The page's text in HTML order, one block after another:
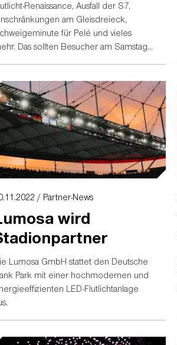
Renaissance, Ausfall der S7,
am Gleisdreieck,
für Pelé und vieles
Das sollten Besucher am Samstag
/ Partner-News
wird
Lumosa GmbH stattet den Deutsche
Park mit einer hochmodernen und
LED-Flutlichtanlage